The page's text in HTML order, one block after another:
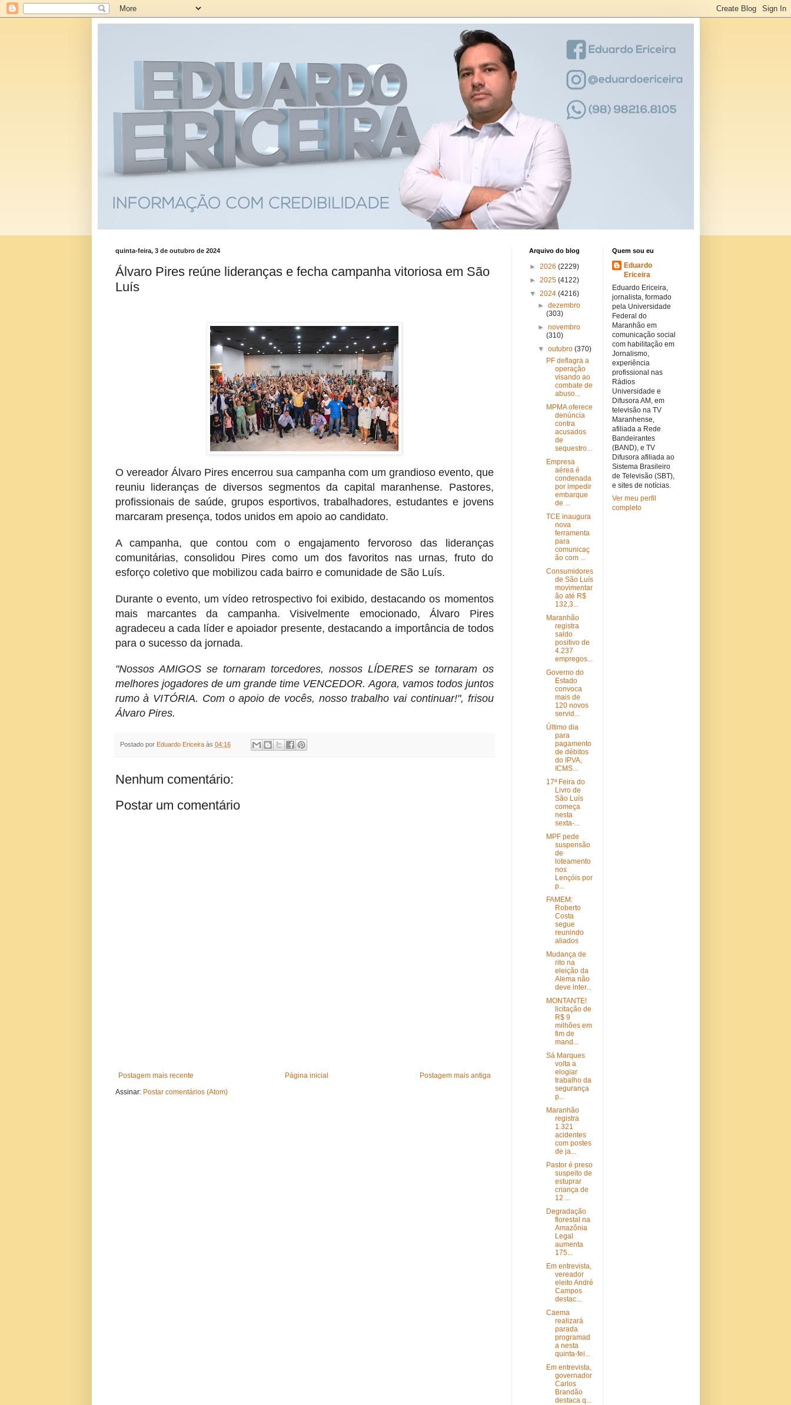
quinta-feira, 3 de outubro de 2024
Álvaro Pires reúne lideranças e fecha campanha vitoriosa em São
Luís
O vereador Álvaro Pires encerrou sua campanha com um grandioso evento, que
reuniu lideranças de diversos segmentos da capital maranhense. Pastores,
profissionais de saúde, grupos esportivos, trabalhadores, estudantes e jovens
marcaram presença, todos unidos em apoio ao candidato.
A campanha, que contou com o engajamento fervoroso das lideranças
comunitárias, consolidou Pires como um dos favoritos nas urnas, fruto do
esforço coletivo que mobilizou cada bairro e comunidade de São Luís.
Durante o evento, um vídeo retrospectivo foi exibido, destacando os momentos
mais marcantes da campanha. Visivelmente emocionado, Álvaro Pires
agradeceu a cada líder e apoiador presente, destacando a importância de todos
para o sucesso da jornada.
"Nossos AMIGOS se tornaram torcedores, nossos LÍDERES se tornaram os
melhores jogadores de um grande time VENCEDOR. Agora, vamos todos juntos
rumo à VITÓRIA. Com o apoio de vocês, nosso trabalho vai continuar!", frisou
Álvaro Pires.
Postado por Eduardo Ericeira às 04:16
Nenhum comentário:
Postar um comentário
Postagem mais recente Postagem mais antiga
Página inicial
Assinar: Postar comentários (Atom)
Arquivo do blog
► 2026 (2229)
► 2025 (4122)
▼ 2024 (4216)
► dezembro
(303)
► novembro
(310)
▼ outubro (370)
PF deflagra a
operação
visando ao
combate de
abuso...
MPMA oferece
denúncia
contra
acusados
de
sequestro...
Empresa
aérea é
condenada
por impedir
embarque
de ...
TCE inaugura
nova
ferramenta
para
comunicaç
ão com ...
Consumidores
de São Luís
movimentar
ão até R$
132,3...
Maranhão
registra
saldo
positivo de
4.237
empregos...
Governo do
Estado
convoca
mais de
120 novos
servid...
Último dia
para
pagamento
de débitos
do IPVA,
ICMS...
17ª Feira do
Livro de
São Luís
começa
nesta
sexta-...
MPF pede
suspensão
de
loteamento
nos
Lençóis por
p...
FAMEM:
Roberto
Costa
segue
reunindo
aliados
Mudança de
rito na
eleição da
Alema não
deve inter...
MONTANTE!
licitação de
R$ 9
milhões em
fim de
mand...
Sá Marques
volta a
elogiar
trabalho da
segurança
p...
Maranhão
registra
1.321
acidentes
com postes
de ja...
Pastor é preso
suspeito de
estuprar
criança de
12 ...
Degradação
florestal na
Amazônia
Legal
aumenta
175...
Em entrevista,
vereador
eleito André
Campos
destac...
Caema
realizará
parada
programad
a nesta
quinta-fei...
Em entrevista,
governador
Carlos
Brandão
destaca q...
Quem sou eu
Eduardo
Ericeira
Eduardo Ericeira,
jornalista, formado
pela Universidade
Federal do
Maranhão em
comunicação social
com habilitação em
Jornalismo,
experiência
profissional nas
Rádios
Universidade e
Difusora AM, em
televisão na TV
Maranhense,
afiliada a Rede
Bandeirantes
(BAND), e TV
Difusora afiliada ao
Sistema Brasileiro
de Televisão (SBT),
e sites de notícias.
Ver meu perfil
completo